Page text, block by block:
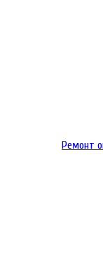
Ремонт